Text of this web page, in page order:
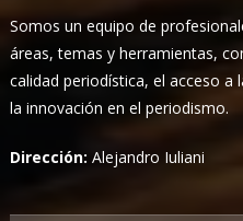
Somos un equipo de
áreas, temas y herramientas,
calidad periodística, el acceso
la innovación en el periodismo.
Dirección:Alejandro Iuliani